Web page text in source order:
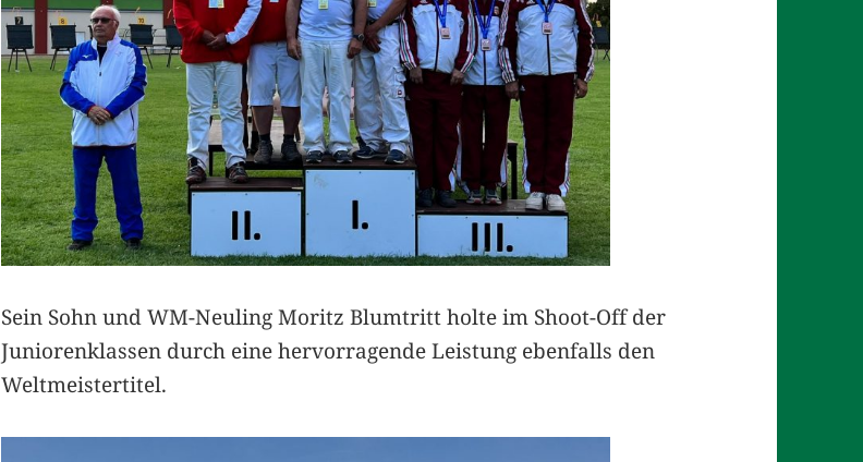
Sein Sohn und WM-Neuling Moritz Blumtritt holte im Shoot-Off der
Juniorenklassen durch eine hervorragende Leistung ebenfalls den
Weltmeistertitel.